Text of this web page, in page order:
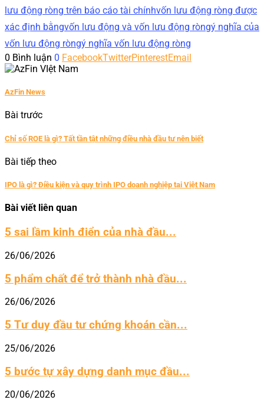
lưu động ròng trên báo cáo tài chínhvốn lưu động ròng được
xác định bằngvốn lưu động và vốn lưu động ròngý nghĩa của
vốn lưu động ròngý nghĩa vốn lưu động ròng
0 Bình luận 0 FacebookTwitterPinterestEmail
AzFin News
Bài trước
Chỉ số ROE là gì? Tất tần tật những điều nhà đầu tư nên biết
Bài tiếp theo
IPO là gì? Điều kiện và quy trình IPO doanh nghiệp tại Việt Nam
Bài viết liên quan
5 sai lầm kinh điển của nhà đầu...
26/06/2026
5 phẩm chất để trở thành nhà đầu...
26/06/2026
5 Tư duy đầu tư chứng khoán cần...
25/06/2026
5 bước tự xây dựng danh mục đầu...
20/06/2026